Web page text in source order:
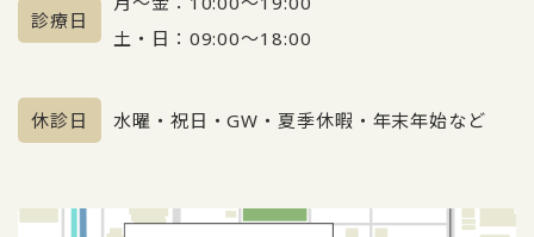
診療日
土・日：09:00〜18:00
休診日 水曜・祝日・GW・夏季休暇・年末年始など